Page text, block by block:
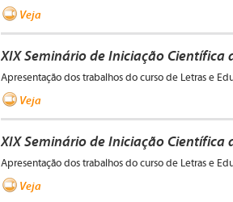
Veja
XIX Seminário de Iniciação Científica
Apresentação dos trabalhos do curso de Letras e
Veja
XIX Seminário de Iniciação Científica
Apresentação dos trabalhos do curso de Letras e
Veja